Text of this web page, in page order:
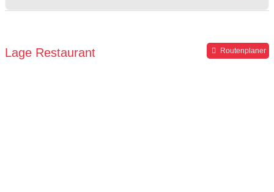
Lage Restaurant Routenplaner